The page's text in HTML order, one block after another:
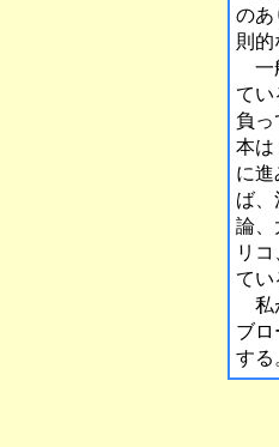
のあ
則
一
てい
負
本は
に
ば
論、
リ
てい
私
ブ
する